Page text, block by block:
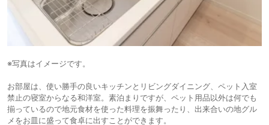
※写真はイメージです。
お部屋は、使い勝手の良いキッチンとリビングダイニング、ペット入室
禁止の寝室からなる和洋室。素泊まりですが、ペット用品以外は何でも
揃っているので地元食材を使った料理を振舞ったり、出来合いの地グル
メをお皿に盛って食卓に出すことができます。